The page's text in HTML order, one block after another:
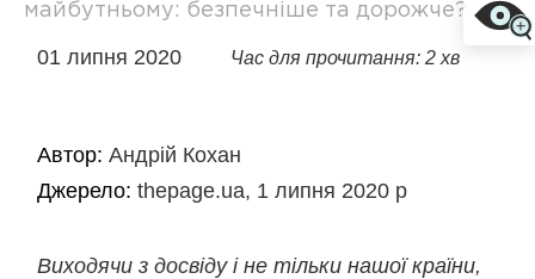
майбутньому: безпечніше та дорожче?
01 липня 2020 Час для прочитання: 2 хв
Автор:Андрій Кохан
Джерело:thepage.ua, 1 липня 2020 р
Виходячи з досвіду і не тільки нашої країни,